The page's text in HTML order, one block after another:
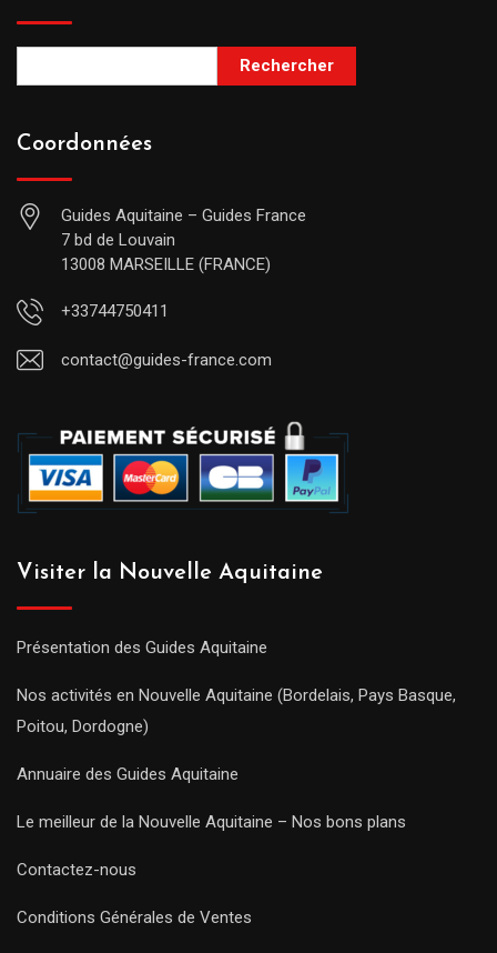
Rechercher
Coordonnées
Guides Aquitaine – Guides France
7 bd de Louvain
13008 MARSEILLE (FRANCE)
+33744750411
contact@guides-france.com
Visiter la Nouvelle Aquitaine
Présentation des Guides Aquitaine
Nos activités en Nouvelle Aquitaine (Bordelais, Pays Basque,
Poitou, Dordogne)
Annuaire des Guides Aquitaine
Le meilleur de la Nouvelle Aquitaine – Nos bons plans
Contactez-nous
Conditions Générales de Ventes